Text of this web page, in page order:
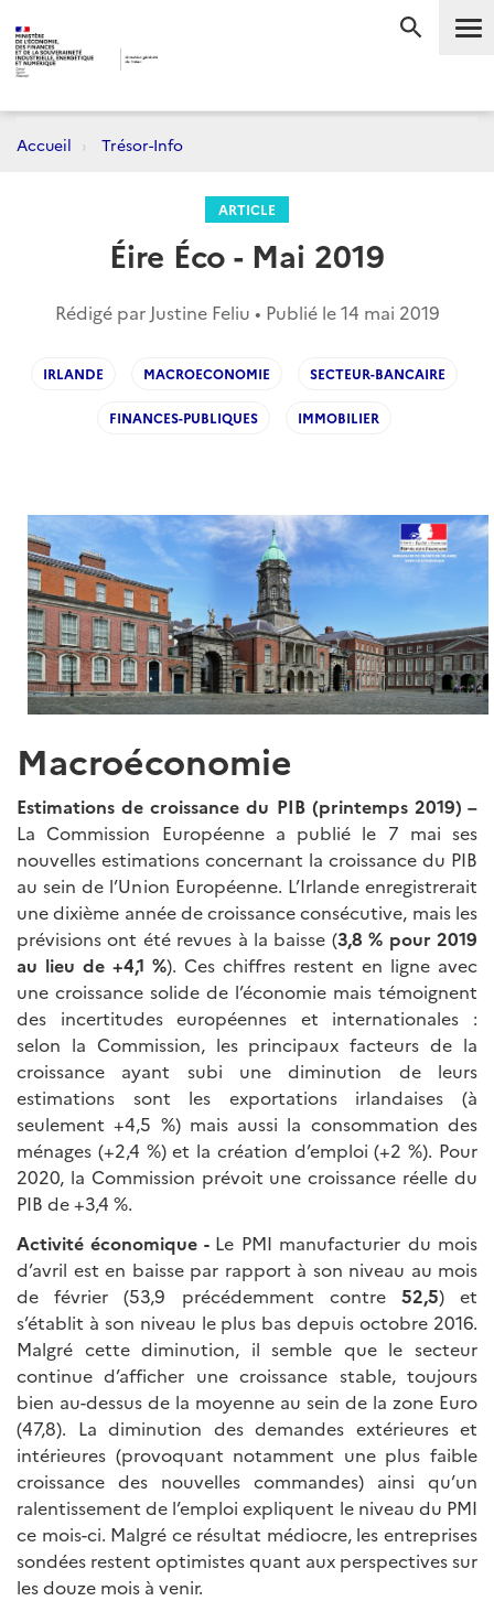
Accueil Trésor-Info
ARTICLE
Éire Éco - Mai 2019
Rédigé par Justine Feliu • Publié le14 mai 2019
IRLANDE MACROECONOMIE SECTEUR-BANCAIRE
FINANCES-PUBLIQUES IMMOBILIER
Macroéconomie
Estimations de croissance du PIB (printemps 2019) –
La Commission Européenne a publié le 7 mai ses
nouvelles estimations concernant la croissance du PIB
au sein de l’Union Européenne. L’Irlande enregistrerait
une dixième année de croissance consécutive, mais les
prévisions ont été revues à la baisse (3,8 % pour 2019
au lieu de +4,1 %). Ces chiffres restent en ligne avec
une croissance solide de l’économie mais témoignent
des incertitudes européennes et internationales :
selon la Commission, les principaux facteurs de la
croissance ayant subi une diminution de leurs
estimations sont les exportations irlandaises (à
seulement +4,5 %) mais aussi la consommation des
ménages (+2,4 %) et la création d’emploi (+2 %). Pour
2020, la Commission prévoit une croissance réelle du
PIB de +3,4 %.
Activité économique - Le PMI manufacturier du mois
d’avril est en baisse par rapport à son niveau au mois
de février (53,9 précédemment contre52,5) et
s’établit à son niveau le plus bas depuis octobre 2016.
Malgré cette diminution, il semble que le secteur
continue d’afficher une croissance stable, toujours
bien au-dessus de la moyenne au sein de la zone Euro
(47,8). La diminution des demandes extérieures et
intérieures (provoquant notamment une plus faible
croissance des nouvelles commandes) ainsi qu’un
ralentissement de l’emploi expliquent le niveau du PMI
ce mois-ci. Malgré ce résultat médiocre, les entreprises
sondées restent optimistes quant aux perspectives sur
les douze mois à venir.